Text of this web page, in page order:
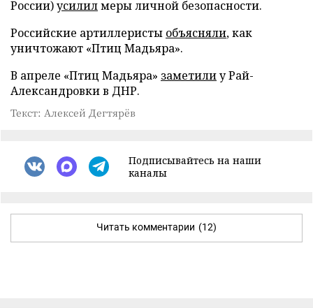
России)усилилмеры личной безопасности.
Российские артиллеристы объясняли, как
уничтожают «Птиц Мадьяра».
В апреле «Птиц Мадьяра» заметилиу Рай-
Александровки в ДНР.
Текст: Алексей Дегтярёв
Подписывайтесь на наши
каналы
Читать комментарии (12)